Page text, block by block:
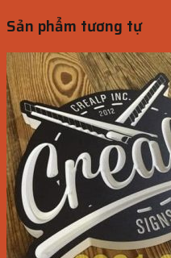
Sản phẩm tương tự